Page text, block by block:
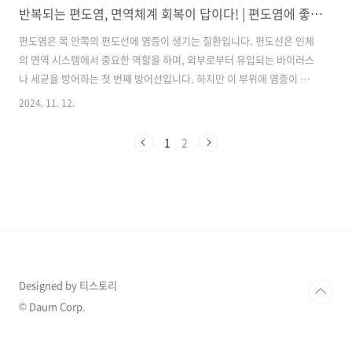
반복되는 편도염, 면역체계 회복이 답이다! | 편도염에 좋은 음식과 관리법 총정리
편도염은 목 안쪽의 편도선에 염증이 생기는 질환입니다. 편도선은 인체
의 면역 시스템에서 중요한 역할을 하며, 외부로부터 유입되는 바이러스
나 세균을 방어하는 첫 번째 방어선입니다. 하지만 이 부위에 염증이 반
복되면 면역력 저하를 의심해볼 필요가 있습니다. 이번 포스팅에서는 편
글을 끝까지 읽으면 편도염 관리에 필요한 유용한 정보를 모두 얻을 수
2024. 11. 12.
1 2
Designed by 티스토리
© Daum Corp.